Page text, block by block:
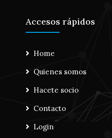
Accesos rápidos
Home
Quienes somos
Hacete socio
Contacto
Login